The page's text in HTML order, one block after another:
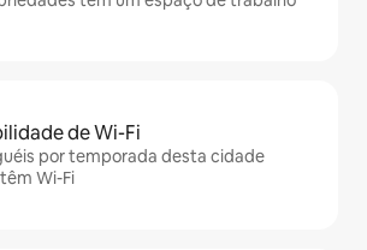
de Wi-Fi
por temporada desta cidade
Wi-Fi